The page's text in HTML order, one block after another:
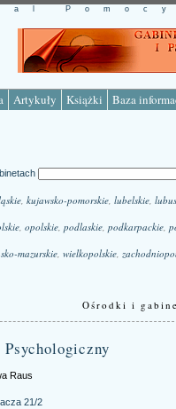
Artykuły Książki Baza
, kujawsko-pomorskie, lubelskie,
, opolskie, podlaskie, podkarpackie,
mazurskie, wielkopolskie,
Ośrodki i
Raus
21/2